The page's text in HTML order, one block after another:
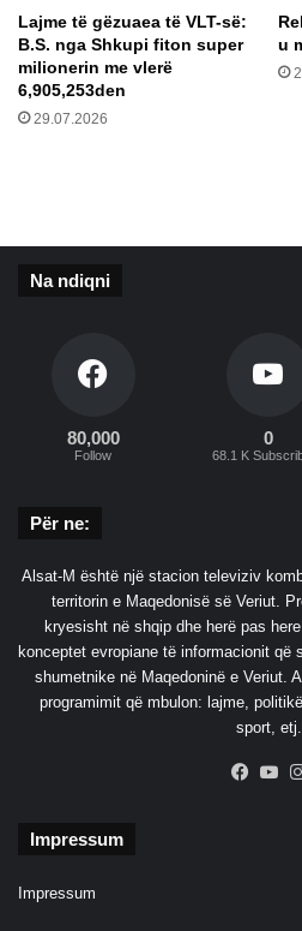
z
o
n
m
n
d
Lajme të gëzuaea të VLT-së:
B.S. nga Shkupi fiton super
milionerin me vlerë
6,905,253den
29.07.2026
u
Na ndiqni
80,000
Follow
0
68.1 K
Për ne:
Alsat-M është një stacion televiziv
territorin e Maqedonisë së Veriut.
kryesisht në shqip dhe herë pas
konceptet evropiane të informacionit që
shumetnike në Maqedoninë e Veriut.
programimit që mbulon: lajme,
sport, etj.
Impressum
Impressum